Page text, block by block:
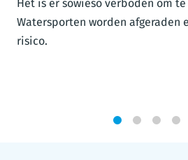
Het is er sowieso verboden om te
Watersporten worden afgeraden
risico.